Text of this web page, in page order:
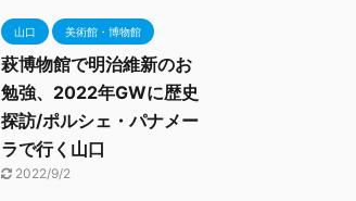
山口 美術館・博物館
萩博物館で明治維新のお
勉強、2022年GWに歴史
探訪/ポルシェ・パナメー
ラで行く山口
2022/9/2